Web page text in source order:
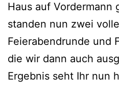
Haus auf Vordermann
standen nun zwei
Feierabendrunde und
die wir dann auch
Ergebnis seht Ihr nun